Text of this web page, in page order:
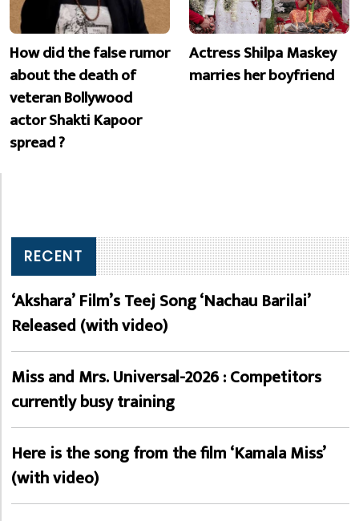
How did the false rumor
about the death of
veteran Bollywood
actor Shakti Kapoor
spread ?
Actress Shilpa Maskey
marries her boyfriend
RECENT
‘Akshara’ Film’s Teej Song ‘Nachau Barilai’
Released (with video)
Miss and Mrs. Universal-2026 : Competitors
currently busy training
Here is the song from the film ‘Kamala Miss’
(with video)